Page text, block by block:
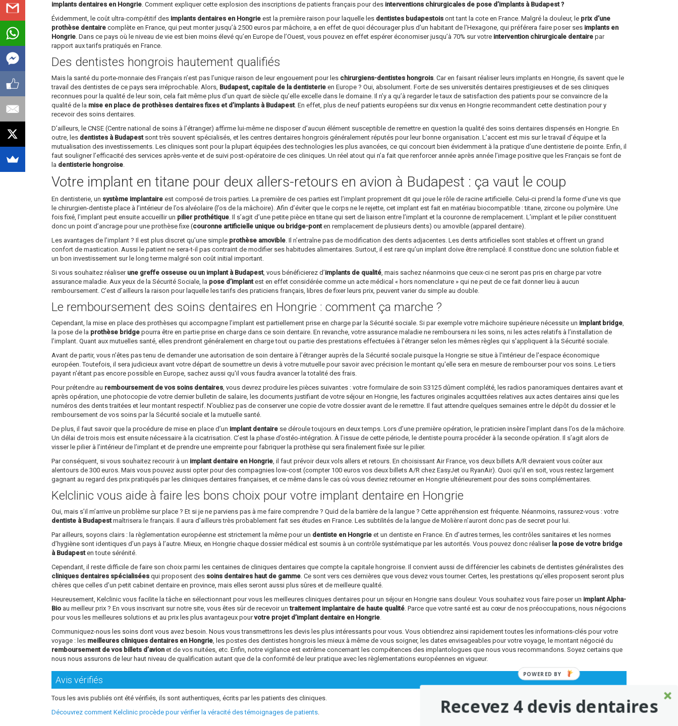
implants dentaires en Hongrie. Comment expliquer cette explosion des inscriptions de patients français pour des interventions chirurgicales de pose d’implants à Budapest ?
Évidemment, le coût ultra-compétitif des implants dentaires en Hongrie est la première raison pour laquelle les dentistes budapestois ont tant la cote en France. Malgré la douleur, le prix d’une
prothèse dentaire complète en France, qui peut monter jusqu’à 2500 euros par mâchoire, a en effet de quoi décourager plus d’un habitant de l’Hexagone, qui préférera faire poser ses implants en
Hongrie. Dans ce pays où le niveau de vie est bien moins élevé qu’en Europe de l’Ouest, vous pouvez en effet espérer économiser jusqu’à 70% sur votre intervention chirurgicale dentaire par
rapport aux tarifs pratiqués en France.
Des dentistes hongrois hautement qualifiés
Mais la santé du porte-monnaie des Français n’est pas l’unique raison de leur engouement pour les chirurgiens-dentistes hongrois. Car en faisant réaliser leurs implants en Hongrie, ils savent que le
travail des dentistes de ce pays sera irréprochable. Alors, Budapest, capitale de la dentisterie en Europe ? Oui, absolument. Forte de ses universités dentaires prestigieuses et de ses cliniques
reconnues pour la qualité de leur soin, cela fait même plus d’un quart de siècle qu’elle excelle dans le domaine. Il n’y a qu’à regarder le taux de satisfaction des patients pour se convaincre de la
qualité de la mise en place de prothèses dentaires fixes et d’implants à Budapest. En effet, plus de neuf patients européens sur dix venus en Hongrie recommandent cette destination pour y
recevoir des soins dentaires.
D’ailleurs, le CNSE (Centre national de soins à l’étranger) affirme lui-même ne disposer d’aucun élément susceptible de remettre en question la qualité des soins dentaires dispensés en Hongrie. En
outre, les dentistes à Budapestsont très souvent spécialisés, et les centres dentaires hongrois généralement réputés pour leur bonne organisation. L’accent est mis sur le travail d’équipe et la
mutualisation des investissements. Les cliniques sont pour la plupart équipées des technologies les plus avancées, ce qui concourt bien évidemment à la pratique d’une dentisterie de pointe. Enfin, il
faut souligner l’efficacité des services après-vente et de suivi post-opératoire de ces cliniques. Un réel atout qui n’a fait que renforcer année après année l’image positive que les Français se font de
la dentisterie hongroise.
Votre implant en titane pour deux allers-retours en avion à Budapest : ça vaut le coup
En dentisterie, un système implantaire est composé de trois parties. La première de ces parties est l’implant proprement dit qui joue le rôle de racine artificielle. Celui-ci prend la forme d’une vis que
le chirurgien-dentiste place à l’intérieur de l’os alvéolaire (l’os de la mâchoire). Afin d’éviter que le corps ne le rejette, cet implant est fait en matériau biocompatible : titane, zircone ou polymère. Une
fois fixé, l’implant peut ensuite accueillir un pilier prothétique. Il s’agit d’une petite pièce en titane qui sert de liaison entre l’implant et la couronne de remplacement. L’implant et le pilier constituent
donc un point d’ancrage pour une prothèse fixe (couronne artificielle unique ou bridge-ponten remplacement de plusieurs dents) ou amovible (appareil dentaire).
Les avantages de l’implant ? Il est plus discret qu’une simple prothèse amovible. Il n’entraîne pas de modification des dents adjacentes. Les dents artificielles sont stables et offrent un grand
confort de mastication. Aussi le patient ne sera-t-il pas contraint de modifier ses habitudes alimentaires. Surtout, il est rare qu’un implant doive être remplacé. Il constitue donc une solution fiable et
un bon investissement sur le long terme malgré son coût initial important.
Si vous souhaitez réaliser une greffe osseuse ou un implant à Budapest, vous bénéficierez d’implants de qualité, mais sachez néanmoins que ceux-ci ne seront pas pris en charge par votre
assurance maladie. Aux yeux de la Sécurité Sociale, la pose d’implantest en effet considérée comme un acte médical « hors nomenclature » qui ne peut de ce fait donner lieu à aucun
remboursement. C’est d’ailleurs la raison pour laquelle les tarifs des praticiens français, libres de fixer leurs prix, peuvent varier du simple au double.
Le remboursement des soins dentaires en Hongrie : comment ça marche ?
Cependant, la mise en place des prothèses qui accompagne l’implant est partiellement prise en charge par la Sécurité sociale. Si par exemple votre mâchoire supérieure nécessite un implant bridge,
la pose de la prothèse bridge pourra être en partie prise en charge dans ce soin dentaire. En revanche, votre assurance maladie ne remboursera ni les soins, ni les actes relatifs à l’installation de
l’implant. Quant aux mutuelles santé, elles prendront généralement en charge tout ou partie des prestations effectuées à l'étranger selon les mêmes règles qui s'appliquent à la Sécurité sociale.
Avant de partir, vous n'êtes pas tenu de demander une autorisation de soin dentaire à l'étranger auprès de la Sécurité sociale puisque la Hongrie se situe à l'intérieur de l'espace économique
européen. Toutefois, il sera judicieux avant votre départ de soumettre un devis à votre mutuelle pour savoir avec précision le montant qu'elle sera en mesure de rembourser pour vos soins. Le tiers
payant n'étant pas encore possible en Europe, sachez aussi qu'il vous faudra avancer la totalité des frais.
Pour prétendre au remboursement de vos soins dentaires, vous devrez produire les pièces suivantes : votre formulaire de soin S3125 dûment complété, les radios panoramiques dentaires avant et
après opération, une photocopie de votre dernier bulletin de salaire, les documents justifiant de votre séjour en Hongrie, les factures originales acquittées relatives aux actes dentaires ainsi que les
numéros des dents traitées et leur montant respectif. N’oubliez pas de conserver une copie de votre dossier avant de le remettre. Il faut attendre quelques semaines entre le dépôt du dossier et le
remboursement de vos soins par la Sécurité sociale et la mutuelle santé.
De plus, il faut savoir que la procédure de mise en place d’un implant dentaire se déroule toujours en deux temps. Lors d’une première opération, le praticien insère l’implant dans l’os de la mâchoire.
Un délai de trois mois est ensuite nécessaire à la cicatrisation. C’est la phase d’ostéo-intégration. À l’issue de cette période, le dentiste pourra procéder à la seconde opération. Il s’agit alors de
visser le pilier à l’intérieur de l’implant et de prendre une empreinte pour fabriquer la prothèse qui sera finalement fixée sur le pilier.
Par conséquent, si vous souhaitez recourir à un implant dentaire en Hongrie, il faut prévoir deux vols allers et retours. En choisissant Air France, vos deux billets A/R devraient vous coûter aux
alentours de 300 euros. Mais vous pouvez aussi opter pour des compagnies low-cost (compter 100 euros vos deux billets A/R chez EasyJet ou RyanAir). Quoi qu’il en soit, vous restez largement
gagnant au regard des prix pratiqués par les cliniques dentaires françaises, et ce même dans le cas où vous devriez retourner en Hongrie ultérieurement pour des soins complémentaires.
Kelclinic vous aide à faire les bons choix pour votre implant dentaire en Hongrie
Oui, mais s’il m’arrive un problème sur place ? Et si je ne parviens pas à me faire comprendre ? Quid de la barrière de la langue ? Cette appréhension est fréquente. Néanmoins, rassurez-vous : votre
dentiste à Budapestmaîtrisera le français. Il aura d’ailleurs très probablement fait ses études en France. Les subtilités de la langue de Molière n’auront donc pas de secret pour lui.
Par ailleurs, soyons clairs : la règlementation européenne est strictement la même pour un dentiste en Hongrie et un dentiste en France. En d’autres termes, les contrôles sanitaires et les normes
d’hygiène sont identiques d’un pays à l’autre. Mieux, en Hongrie chaque dossier médical est soumis à un contrôle systématique par les autorités. Vous pouvez donc réaliser la pose de votre bridge
à Budapesten toute sérénité.
Cependant, il reste difficile de faire son choix parmi les centaines de cliniques dentaires que compte la capitale hongroise. Il convient aussi de différencier les cabinets de dentistes généralistes des
cliniques dentaires spécialisées qui proposent des soins dentaires haut de gamme. Ce sont vers ces dernières que vous devez vous tourner. Certes, les prestations qu’elles proposent seront plus
chères que celles d’un petit cabinet dentaire en province, mais elles seront aussi plus sûres et de meilleure qualité.
Heureusement, Kelclinic vous facilite la tâche en sélectionnant pour vous les meilleures cliniques dentaires pour un séjour en Hongrie sans douleur. Vous souhaitez vous faire poser un implant Alpha-
Bio au meilleur prix ? En vous inscrivant sur notre site, vous êtes sûr de recevoir untraitement implantaire de haute qualité. Parce que votre santé est au cœur de nos préoccupations, nous négocions
pour vous les meilleures solutions et au prix les plus avantageux pourvotre projet d’implant dentaire en Hongrie.
Communiquez-nous les soins dont vous avez besoin. Nous vous transmettrons les devis les plus intéressants pour vous. Vous obtiendrez ainsi rapidement toutes les informations-clés pour votre
voyage : les meilleures cliniques dentaires en Hongrie, les postes des dentistes hongrois les mieux à même de vous soigner, les dates envisageables pour votre voyage, le montant négocié du
remboursement de vos billets d’avion et de vos nuitées, etc. Enfin, notre vigilance est extrême concernant les compétences des implantologues que nous vous recommandons. Soyez certains que
nous nous assurons de leur haut niveau de qualification autant que de la conformité de leur pratique avec les règlementations européennes en vigueur.
Avis vérifiés
Tous les avis publiés ont été vérifiés, ils sont authentiques, écrits par les patients des cliniques.
Découvrez comment Kelclinic procède pour vérifier la véracité des témoignages de patients. Recevez 4 devis dentaires
POWERED BY